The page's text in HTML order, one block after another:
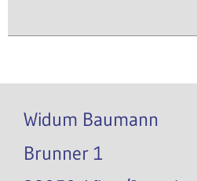
Widum Baumann
Brunner 1